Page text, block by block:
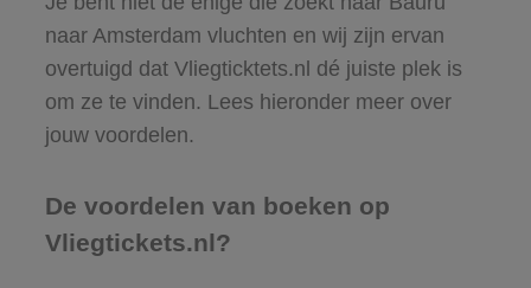
naar Amsterdam vluchten en wij zijn ervan
overtuigd dat Vliegticktets.nl dé juiste plek is
om ze te vinden. Lees hieronder meer over
jouw voordelen.
De voordelen van boeken op
Vliegtickets.nl?